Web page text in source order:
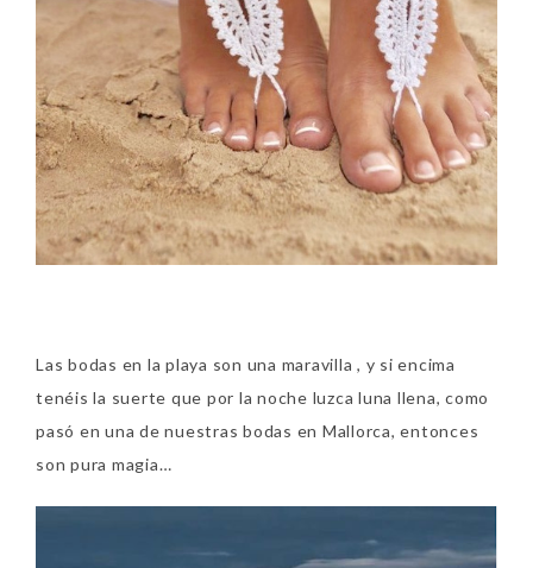
Las bodas en la playa son una maravilla , y si encima
tenéis la suerte que por la noche luzca luna llena, como
pasó en una de nuestras bodas en Mallorca, entonces
son pura magia…